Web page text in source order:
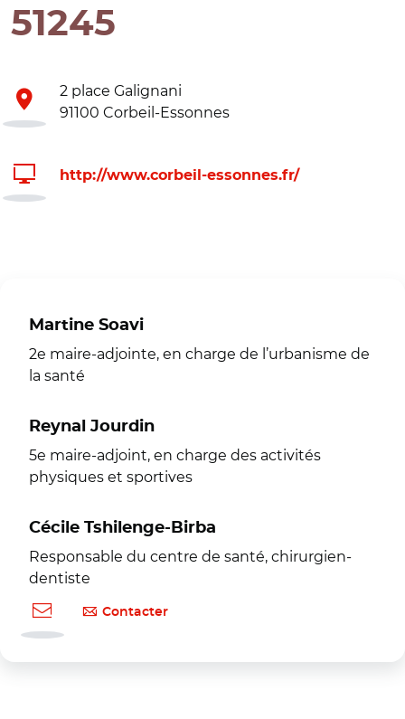
51245
2 place Galignani
91100 Corbeil-Essonnes
http://www.corbeil-essonnes.fr/
Martine Soavi
2e maire-adjointe, en charge de l’urbanisme de
la santé
Reynal Jourdin
5e maire-adjoint, en charge des activités
physiques et sportives
Cécile Tshilenge-Birba
Responsable du centre de santé, chirurgien-
dentiste
Contacter